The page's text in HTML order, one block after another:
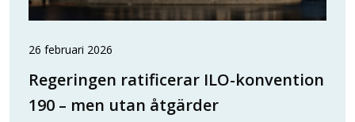
26 februari 2026
Regeringen ratificerar ILO-konvention
190 – men utan åtgärder